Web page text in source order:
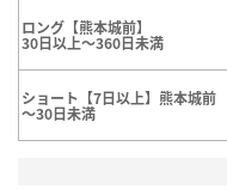
ロング【熊本城前】
30日以上～360日未満
ショート【7日以上】熊本城前
～30日未満